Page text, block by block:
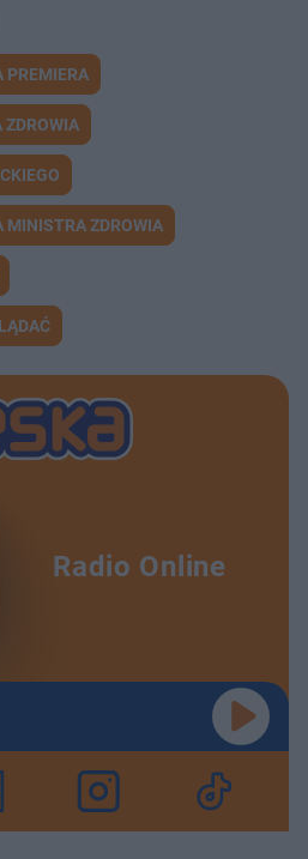
PREMIERA
ZDROWIA
MINISTRA ZDROWIA
Radio Online